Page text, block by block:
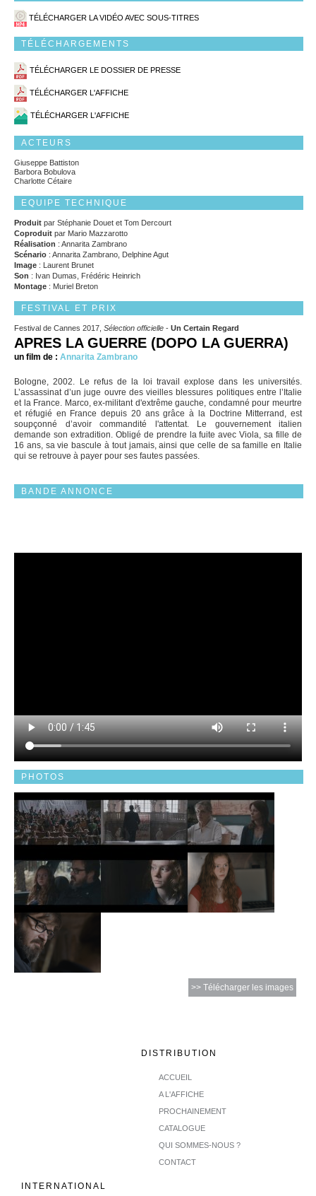
TÉLÉCHARGER LA VIDÉO AVEC SOUS-TITRES
TÉLÉCHARGEMENTS
TÉLÉCHARGER LE DOSSIER DE PRESSE
TÉLÉCHARGER L'AFFICHE
TÉLÉCHARGER L'AFFICHE
ACTEURS
Giuseppe Battiston
Barbora Bobulova
Charlotte Cétaire
EQUIPE TECHNIQUE
Produit par Stéphanie Douet et Tom Dercourt
Coproduit par Mario Mazzarotto
Réalisation : Annarita Zambrano
Scénario : Annarita Zambrano, Delphine Agut
Image : Laurent Brunet
Son : Ivan Dumas, Frédéric Heinrich
Montage : Muriel Breton
FESTIVAL ET PRIX
Festival de Cannes 2017, Sélection officielle - Un Certain Regard
APRES LA GUERRE (DOPO LA GUERRA)
un film de : Annarita Zambrano
Bologne, 2002. Le refus de la loi travail explose dans les universités.
L’assassinat d’un juge ouvre des vieilles blessures politiques entre l’Italie
et la France. Marco, ex-militant d'extrême gauche, condamné pour meurtre
et réfugié en France depuis 20 ans grâce à la Doctrine Mitterrand, est
soupçonné d’avoir commandité l'attentat. Le gouvernement italien
demande son extradition. Obligé de prendre la fuite avec Viola, sa fille de
16 ans, sa vie bascule à tout jamais, ainsi que celle de sa famille en Italie
qui se retrouve à payer pour ses fautes passées.
BANDE ANNONCE
PHOTOS
>> Télécharger les images
DISTRIBUTION
ACCUEIL
A L'AFFICHE
PROCHAINEMENT
CATALOGUE
QUI SOMMES-NOUS ?
CONTACT
INTERNATIONAL